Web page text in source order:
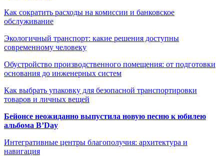
Как сократить расходы на комиссии и банковское
обслуживание
Экологичный транспорт: какие решения доступны
современному человеку
Обустройство производственного помещения: от подготовки
основания до инженерных систем
Как выбрать упаковку для безопасной транспортировки
товаров и личных вещей
Бейонсе неожиданно выпустила новую песню к юбилею
альбома B’Day
Интегративные центры благополучия: архитектура и
навигация